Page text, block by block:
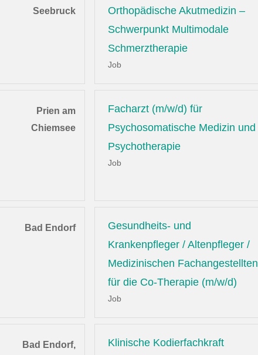
Seebruck
Orthopädische Akutmedizin –
Schwerpunkt Multimodale
Schmerztherapie
Job
Prien am
Chiemsee
Facharzt (m/w/d) für
Psychosomatische Medizin und
Psychotherapie
Job
Bad Endorf
Gesundheits- und
Krankenpfleger / Altenpfleger /
Medizinischen Fachangestellten
für die Co-Therapie (m/w/d)
Job
Bad Endorf,
Klinische Kodierfachkraft